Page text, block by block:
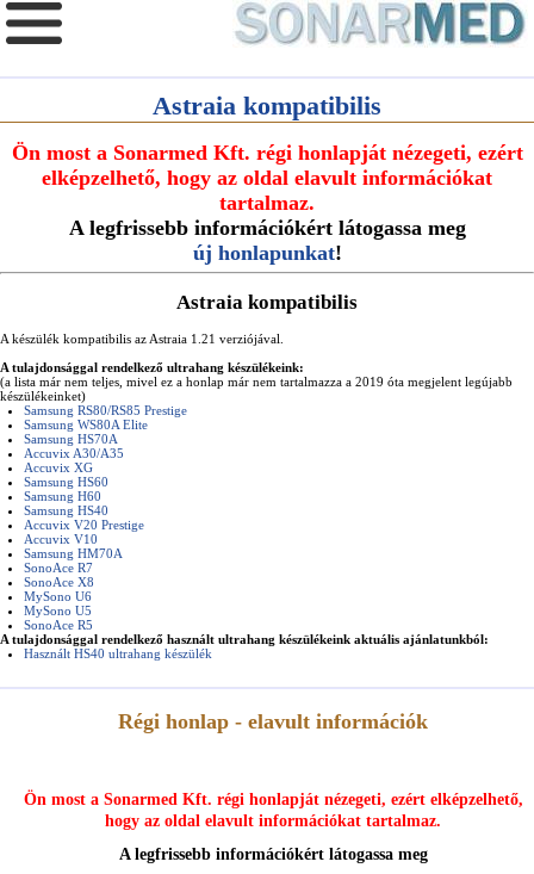
Astraia kompatibilis
Ön most a Sonarmed Kft. régi honlapját nézegeti, ezért
elképzelhető, hogy az oldal elavult információkat
tartalmaz.
A legfrissebb információkért látogassa meg
új honlapunkat!
Astraia kompatibilis
A készülék kompatibilis az Astraia 1.21 verziójával.
A tulajdonsággal rendelkező ultrahang készülékeink:
(a lista már nem teljes, mivel ez a honlap már nem tartalmazza a 2019 óta megjelent legújabb
készülékeinket)
Samsung RS80/RS85 Prestige
Samsung WS80A Elite
Samsung HS70A
Accuvix A30/A35
Accuvix XG
Samsung HS60
Samsung H60
Samsung HS40
Accuvix V20 Prestige
Accuvix V10
Samsung HM70A
SonoAce R7
SonoAce X8
MySono U6
MySono U5
SonoAce R5
A tulajdonsággal rendelkező használt ultrahang készülékeink aktuális ajánlatunkból:
Használt HS40 ultrahang készülék
Régi honlap - elavult információk
Ön most a Sonarmed Kft. régi honlapját nézegeti, ezért elképzelhető,
hogy az oldal elavult információkat tartalmaz.
A legfrissebb információkért látogassa meg